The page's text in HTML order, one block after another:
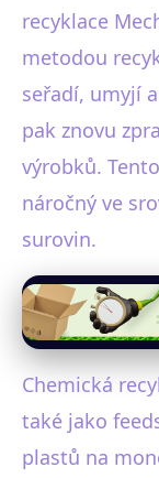
recyklace
metodou
seřadí, umyjí
pak znovu
výrobků.
náročný ve
surovin.
Chemická
také jako
plastů na